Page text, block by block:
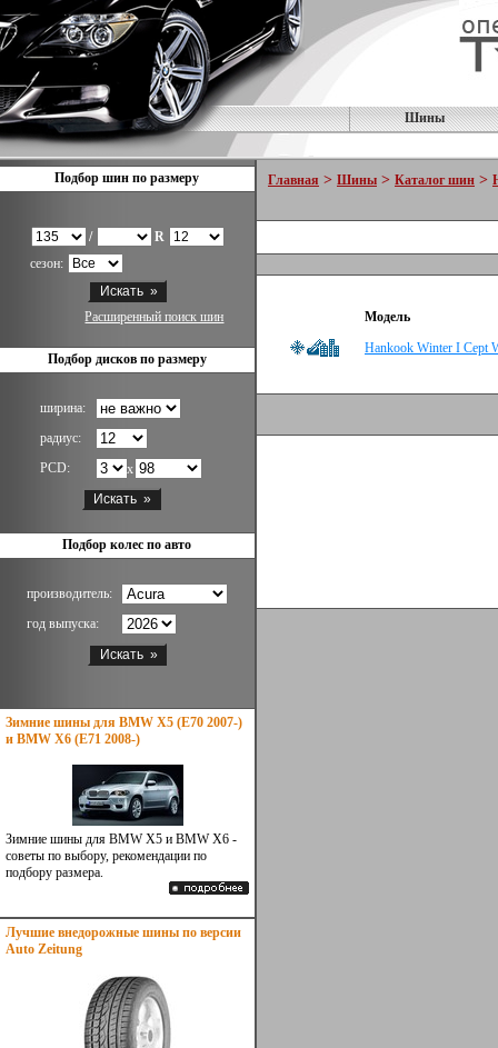
Шины
Подбор шин по размеру
/
R
сезон:
Расширенный поиск шин
Подбор дисков по размеру
ширина:
радиус:
PCD:
x
Подбор колес по авто
производитель:
год выпуска:
Зимние шины для BMW X5 (E70 2007-)
и BMW X6 (E71 2008-)
Зимние шины для BMW X5 и BMW X6 -
советы по выбору, рекомендации по
подбору размера.
Лучшие внедорожные шины по версии
Auto Zeitung
Главная > Шины > Каталог шин >
Модель
Hankook Winter I Cept